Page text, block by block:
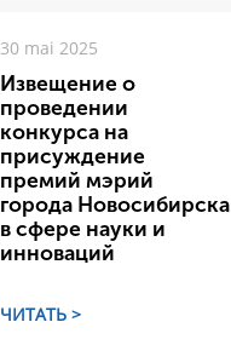
30 mai 2025
Извещение о
проведении
конкурса на
присуждение
премий мэрий
города Новосибирска
в сфере науки и
инноваций
ЧИТАТЬ >